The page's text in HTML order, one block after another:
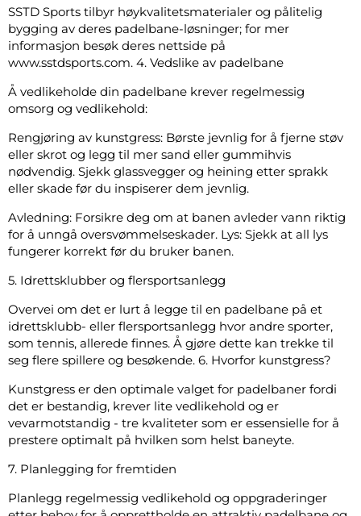
SSTD Sports tilbyr høykvalitetsmaterialer og pålitelig
bygging av deres padelbane-løsninger; for mer
informasjon besøk deres nettside på
www.sstdsports.com. 4. Vedslike av padelbane
Å vedlikeholde din padelbane krever regelmessig
omsorg og vedlikehold:
Rengjøring av kunstgress: Børste jevnlig for å fjerne støv
eller skrot og legg til mer sand eller gummihvis
nødvendig. Sjekk glassvegger og heining etter sprakk
eller skade før du inspiserer dem jevnlig.
Avledning: Forsikre deg om at banen avleder vann riktig
for å unngå oversvømmelseskader. Lys: Sjekk at all lys
fungerer korrekt før du bruker banen.
5. Idrettsklubber og flersportsanlegg
Overvei om det er lurt å legge til en padelbane på et
idrettsklubb- eller flersportsanlegg hvor andre sporter,
som tennis, allerede finnes. Å gjøre dette kan trekke til
seg flere spillere og besøkende. 6. Hvorfor kunstgress?
Kunstgress er den optimale valget for padelbaner fordi
det er bestandig, krever lite vedlikehold og er
vevarmotstandig - tre kvaliteter som er essensielle for å
prestere optimalt på hvilken som helst baneyte.
7. Planlegging for fremtiden
Planlegg regelmessig vedlikehold og oppgraderinger